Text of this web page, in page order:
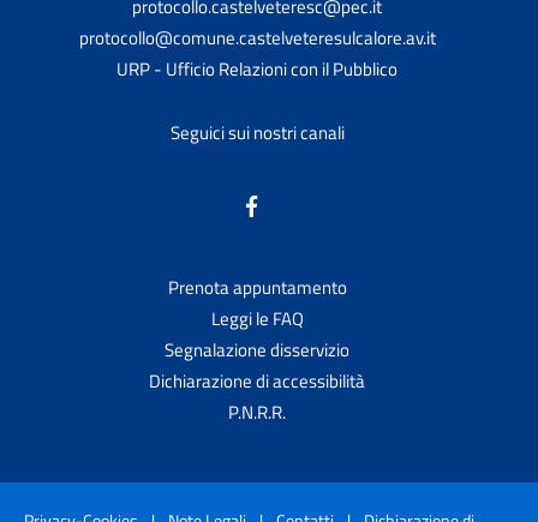
protocollo.castelveteresc@pec.it
protocollo@comune.castelveteresulcalore.av.it
URP - Ufficio Relazioni con il Pubblico
Seguici sui nostri canali
Prenota appuntamento
Leggi le FAQ
Segnalazione disservizio
Dichiarazione di accessibilità
P.N.R.R.